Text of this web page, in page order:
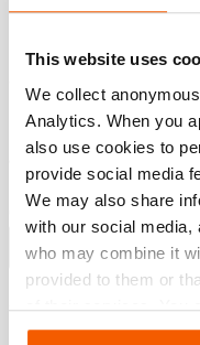
This website uses
We collect
Analytics. When you
also use cookies to
provide social media
We may also share
with our social media,
who may combine it
provided to them or
of their services. You
Settings. See our
presióndel aceite
Protegida frente a
antirretorno
Excluye válvula de
doble acción (M322 o